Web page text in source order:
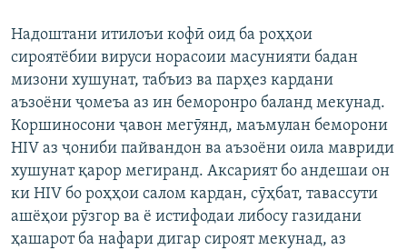
Надоштани итилоъи кофӣ оид ба роҳҳои
сироятёбии вируси норасоии масунияти бадан
мизони хушунат, табъиз ва парҳез кардани
аъзоёни ҷомеъа аз ин беморонро баланд мекунад.
Коршиносони ҷавон мегӯянд, маъмулан беморони
HIV аз ҷониби пайвандон ва аъзоёни оила мавриди
хушунат қарор мегиранд. Аксарият бо андешаи он
ки HIV бо роҳҳои салом кардан, сӯҳбат, тавассути
ашёҳои рӯзгор ва ё истифодаи либосу газидани
ҳашарот ба нафари дигар сироят мекунад, аз